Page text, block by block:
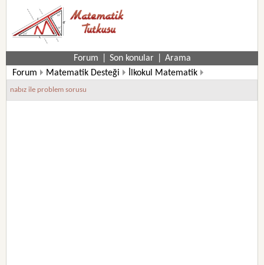
Forum Son konular
Arama
Forum
Matematik Desteği
İlkokul Matematik
4. Sınıf Matematik Soruları
nabız ile problem sorusu